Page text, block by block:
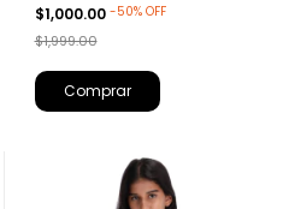
$1,000.00 -50% OFF
$1,999.00
Comprar